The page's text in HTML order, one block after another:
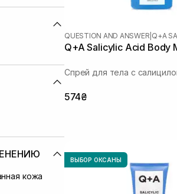
кожа
QUESTION AND ANSWER Q+A
Q+A Salicylic Acid Body
Спрей для тела с
574₴
ВЫБОР ОКСАНЫ